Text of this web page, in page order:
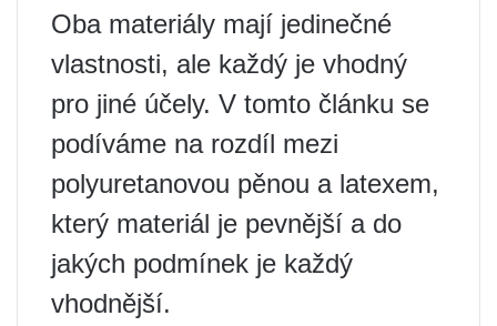
Oba materiály mají jedinečné
vlastnosti, ale každý je vhodný
pro jiné účely. V tomto článku se
podíváme na rozdíl mezi
polyuretanovou pěnou a latexem,
který materiál je pevnější a do
jakých podmínek je každý
vhodnější.